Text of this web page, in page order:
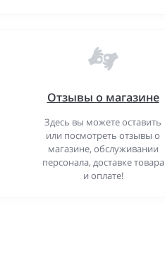
Отзывы о магазине
Здесь вы можете оставить
или посмотреть отзывы о
магазине, обслуживании
персонала, доставке товара
и оплате!